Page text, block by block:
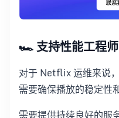
🏎️ 支持性能工程师
对于 Netflix 运维来说
需要确保播放的稳定性
需要提供持续良好的服